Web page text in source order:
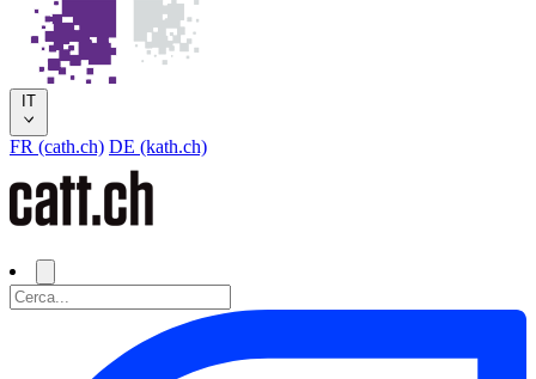
IT
FR (cath.ch) DE (kath.ch)